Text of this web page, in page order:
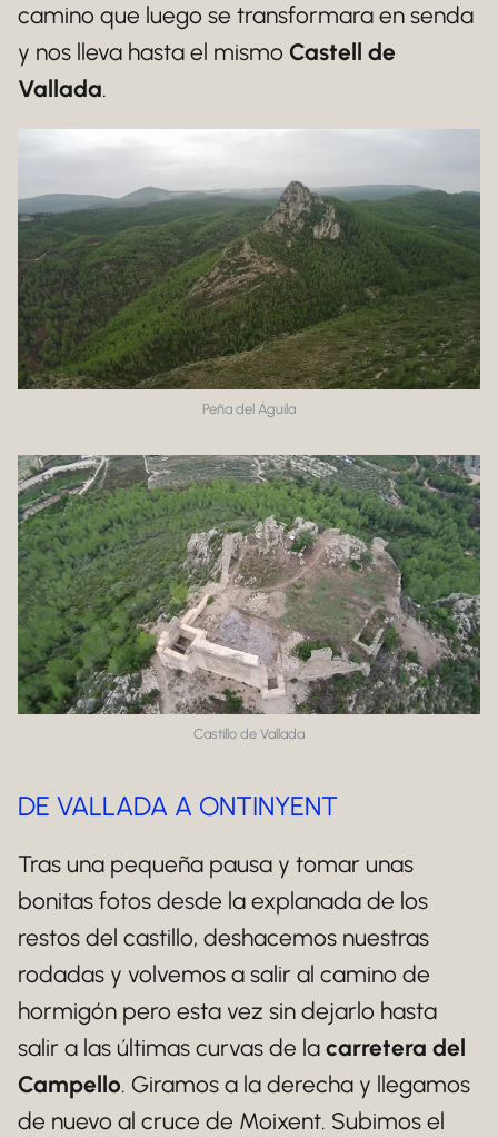
camino que luego se transformara en senda
y nos lleva hasta el mismo Castell de
Vallada.
Peña del Águila
Castillo de Vallada
DE VALLADA A ONTINYENT
Tras una pequeña pausa y tomar unas
bonitas fotos desde la explanada de los
restos del castillo, deshacemos nuestras
rodadas y volvemos a salir al camino de
hormigón pero esta vez sin dejarlo hasta
salir a las últimas curvas de la carretera del
Campello. Giramos a la derecha y llegamos
de nuevo al cruce de Moixent. Subimos el